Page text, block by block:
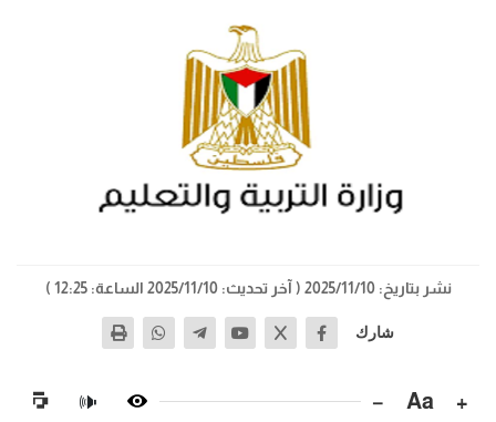
نشر بتاريخ: 2025/11/10 ( آخر تحديث: 2025/11/10 الساعة: 12:25 )
شارك
+
Aa
−
🔊